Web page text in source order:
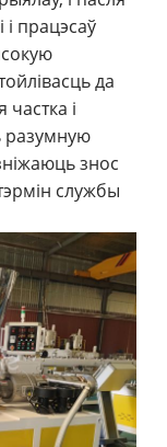
працэсаў
да
частка і
разумную
знос
службы